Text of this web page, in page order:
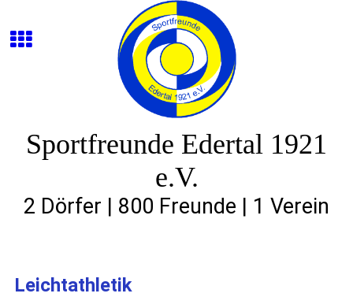
Sportfreunde Edertal 1921
e.V.
2 Dörfer | 800 Freunde | 1 Verein
Leichtathletik